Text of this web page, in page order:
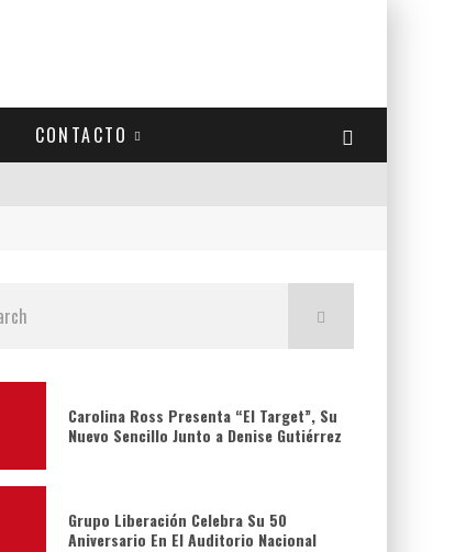
CONTACTO
Carolina Ross Presenta “El Target”, Su
Nuevo Sencillo Junto a Denise Gutiérrez
Grupo Liberación Celebra Su 50
Aniversario En El Auditorio Nacional